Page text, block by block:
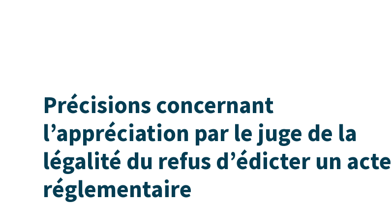
Précisions concernant
l’appréciation par le juge de la
légalité du refus d’édicter un acte
réglementaire